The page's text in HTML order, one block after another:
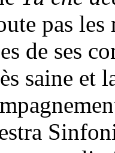
pas
de ses
saine et